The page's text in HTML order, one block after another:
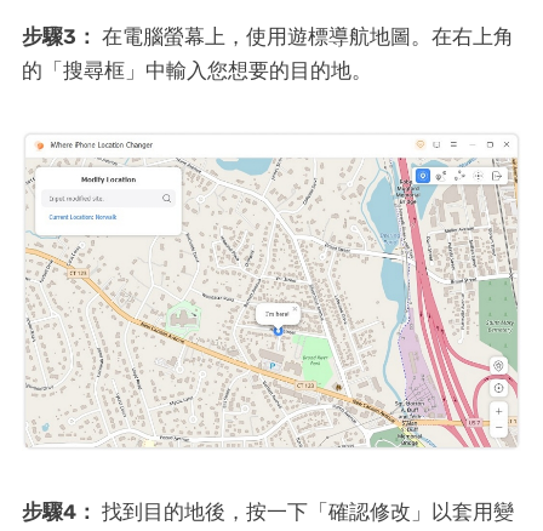
步驟3： 在電腦螢幕上，使用遊標導航地圖。在右上角
的「搜尋框」中輸入您想要的目的地。
步驟4： 找到目的地後，按一下「確認修改」以套用變